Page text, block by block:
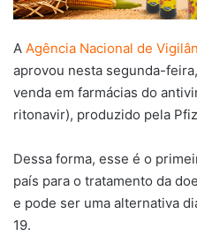
A Agência Nacional de
aprovou nesta segunda-
venda em farmácias do
ritonavir), produzido pela
Dessa forma, esse é o
país para o tratamento da
e pode ser uma alternativa
19.